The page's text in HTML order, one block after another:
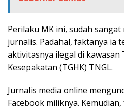
Perilaku MK ini, sudah
jurnalis. Padahal, faktanya ia
aktivitasnya ilegal di kawasan
Kesepakatan (TGHK) TNGL.
Jurnalis media online
Facebook miliknya.